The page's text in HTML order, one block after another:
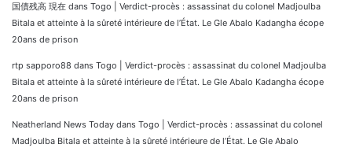
国債残高 現在 dans Togo | Verdict-procès : assassinat du colonel Madjoulba
Bitala et atteinte à la sûreté intérieure de l’État. Le Gle Abalo Kadangha écope
20ans de prison
rtp sapporo88 dans Togo | Verdict-procès : assassinat du colonel Madjoulba
Bitala et atteinte à la sûreté intérieure de l’État. Le Gle Abalo Kadangha écope
20ans de prison
Neatherland News Today dans Togo | Verdict-procès : assassinat du colonel
Madjoulba Bitala et atteinte à la sûreté intérieure de l’État. Le Gle Abalo